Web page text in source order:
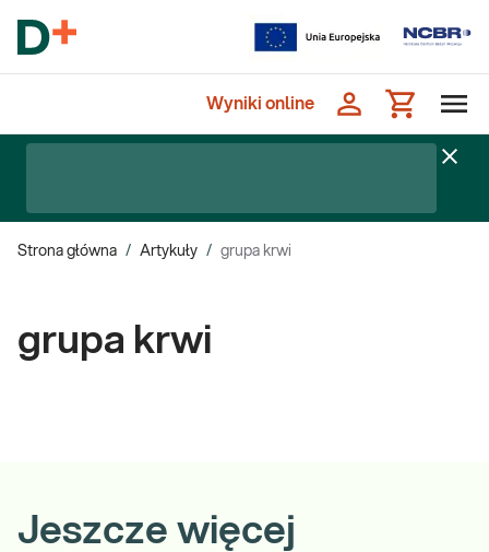
Wyniki online
Strona główna / Artykuły / grupa krwi
grupa krwi
Jeszcze więcej